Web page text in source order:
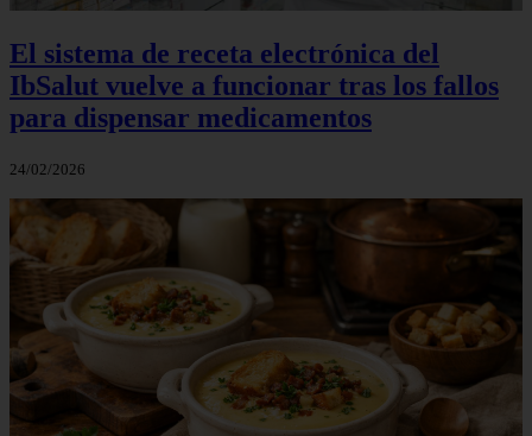
El sistema de receta electrónica del
IbSalut vuelve a funcionar tras los fallos
para dispensar medicamentos
24/02/2026